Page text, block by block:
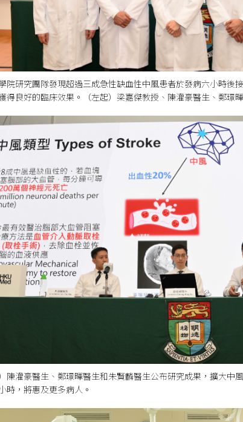
院研究團隊發現超過三成急性缺血性中風患者於發病六小時後
得良好的臨床效果。（左起）梁嘉傑教授、陳灌豪醫生、鄭璟
）陳灌豪醫生、鄭璟暉醫生和朱賢麟醫生公布研究成果，擴大中
時，將惠及更多病人。